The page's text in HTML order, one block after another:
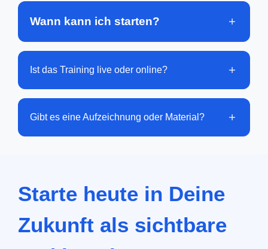
Wann kann ich starten?
Ist das Training live oder online?
Gibt es eine Aufzeichnung oder Material?
Starte heute in Deine
Zukunft als sichtbare